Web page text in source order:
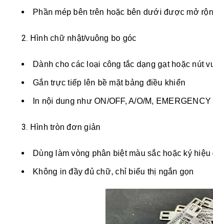
Phần mép bên trên hoặc bên dưới được mở
Hình chữ nhật/vuông bo góc
Dành cho các loại công tắc dạng gạt hoặc nút
Gắn trực tiếp lên bề mặt bảng điều khiển
In nội dung như ON/OFF, A/O/M,
Hình tròn đơn giản
Dùng làm vòng phân biệt màu sắc hoặc ký
Không in đầy đủ chữ, chỉ biểu thị ngắn gọn